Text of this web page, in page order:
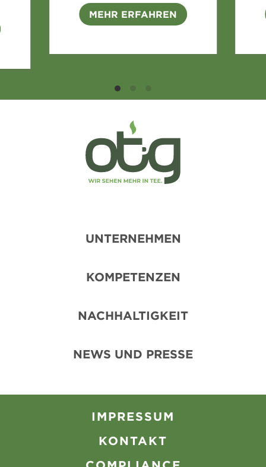
MEHR ERFAHREN
UNTERNEHMEN
KOMPETENZEN
NACHHALTIGKEIT
NEWS UND PRESSE
IMPRESSUM
KONTAKT